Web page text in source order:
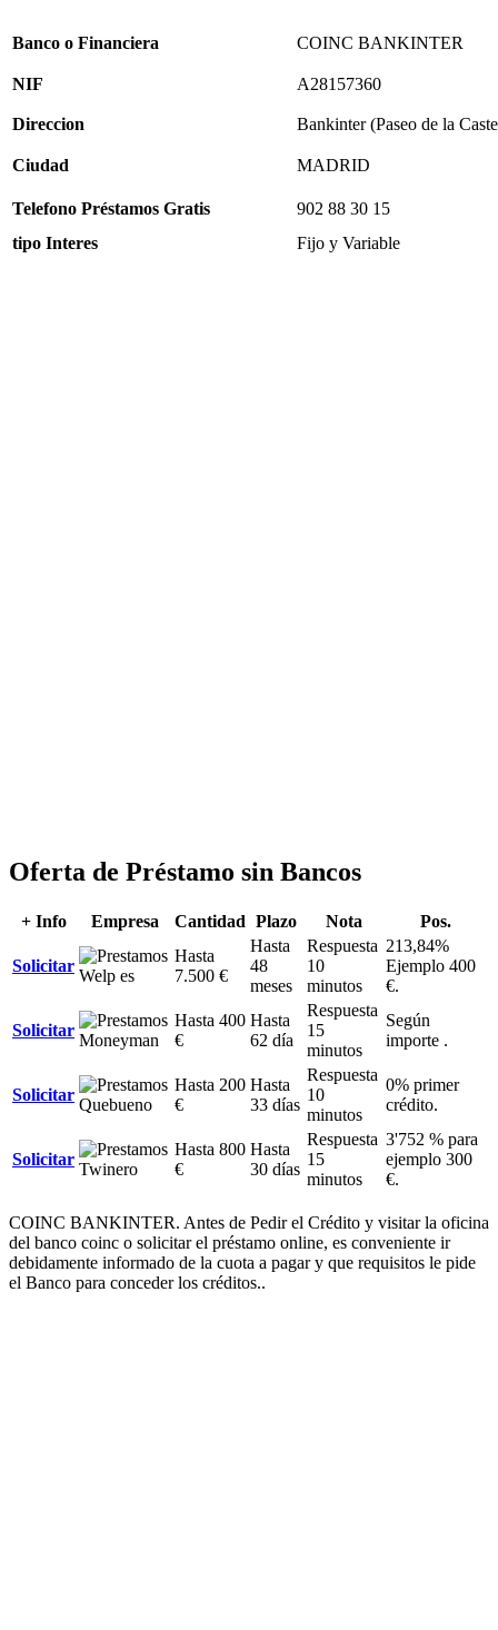
Banco o Financiera COINC BANKINTER
NIF A28157360
Direccion Bankinter (Paseo de la
Ciudad MADRID
Telefono Préstamos Gratis
902 88 30 15
tipo Interes
Fijo y Variable
Oferta de Préstamo sin Bancos
+ Info Empresa Cantidad Plazo Nota Pos.
Solicitar
Hasta
7.500 €
Hasta
48
meses
Respuesta
10
minutos
213,84%
Ejemplo 400
€.
Solicitar
Hasta 400
€
Hasta
62 día
Respuesta
15
minutos
Según
importe .
Solicitar
Hasta 200
€
Hasta
33 días
Respuesta
10
minutos
0% primer
crédito.
Solicitar
Hasta 800
€
Hasta
30 días
Respuesta
15
minutos
3'752 % para
ejemplo 300
€.
COINC BANKINTER. Antes de Pedir el Crédito y visitar la oficina
del banco coinc o solicitar el préstamo online, es conveniente ir
debidamente informado de la cuota a pagar y que requisitos le pide
el Banco para conceder los créditos..